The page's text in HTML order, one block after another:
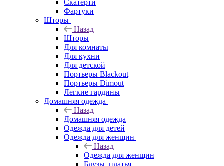
Скатерти
Фартуки
Шторы
Назад
Шторы
Для комнаты
Для кухни
Для детской
Портьеры Blackout
Портьеры Dimout
Легкие гардины
Домашняя одежда
Назад
Домашняя одежда
Одежда для детей
Одежда для женщин
Назад
Одежда для женщин
Блузы, платья